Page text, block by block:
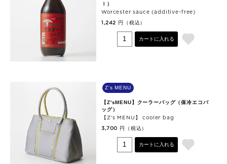
ｌ）
Worcester sauce (additive-free)
1,242 円（税込）
カートに入れる
Z's MENU
【Z'sMENU】クーラーバッグ（保冷エコバ
ッグ）
【Z's MENU】 cooler bag
3,700 円（税込）
カートに入れる